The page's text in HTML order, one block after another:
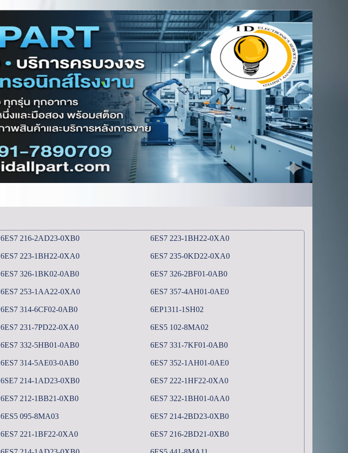
6ES7 216-2AD23-0XB0 6ES7 223-1BH22-0XA0
6ES7 223-1BH22-0XA0 6ES7 235-0KD22-0XA0
6ES7 326-1BK02-0AB0 6ES7 326-2BF01-0AB0
6ES7 253-1AA22-0XA0 6ES7 357-4AH01-0AE0
6ES7 314-6CF02-0AB0 6EP1311-1SH02
6ES7 231-7PD22-0XA0 6ES5 102-8MA02
6ES7 332-5HB01-0AB0 6ES7 331-7KF01-0AB0
6ES7 314-5AE03-0AB0 6ES7 352-1AH01-0AE0
6SE7 214-1AD23-0XB0 6ES7 222-1HF22-0XA0
6ES7 212-1BB21-0XB0 6ES7 322-1BH01-0AA0
6ES5 095-8MA03 6ES7 214-2BD23-0XB0
6ES7 221-1BF22-0XA0 6ES7 216-2BD21-0XB0